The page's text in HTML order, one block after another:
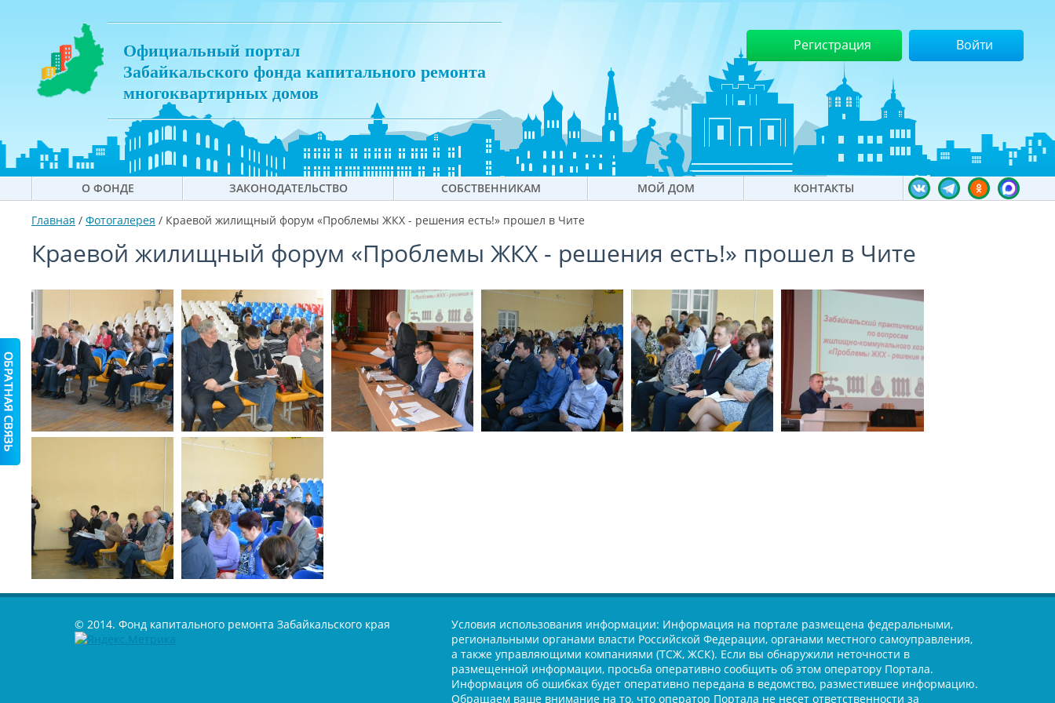
Официальный портал
Забайкальского фонда капитального ремонта
многоквартирных домов
Регистрация Войти
О ФОНДЕ ЗАКОНОДАТЕЛЬСТВО СОБСТВЕННИКАМ МОЙ ДОМ КОНТАКТЫ
Главная / Фотогалерея / Краевой жилищный форум «Проблемы ЖКХ - решения есть!» прошел в Чите
Краевой жилищный форум «Проблемы ЖКХ - решения есть!» прошел в Чите
© 2014. Фонд капитального ремонта Забайкальского края Условия использования информации: Информация на портале размещена федеральными,
региональными органами власти Российской Федерации, органами местного самоуправления,
а также управляющими компаниями (ТСЖ, ЖСК). Если вы обнаружили неточности в
размещенной информации, просьба оперативно сообщить об этом оператору Портала.
Информация об ошибках будет оперативно передана в ведомство, разместившее информацию.
Обращаем ваше внимание на то, что оператор Портала не несет ответственности за